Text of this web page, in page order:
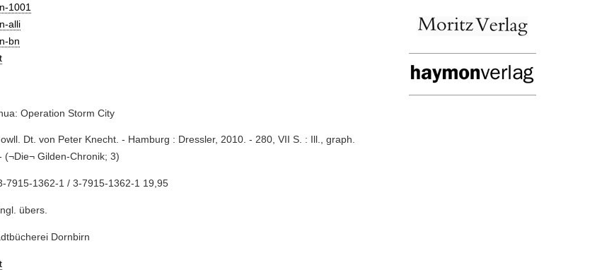
1001
alli
bn
Operation Storm City
Dt. von Peter Knecht. - Hamburg : Dressler, 2010. - 280, VII S. : Ill., graph.
(¬Die¬ Gilden-Chronik; 3)
7915-1362-1 / 3-7915-1362-1 19,95
übers.
Dornbirn